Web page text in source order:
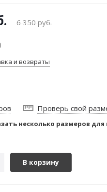
6 350руб.
и возвраты
Проверь свой
несколько размеров для
В корзину